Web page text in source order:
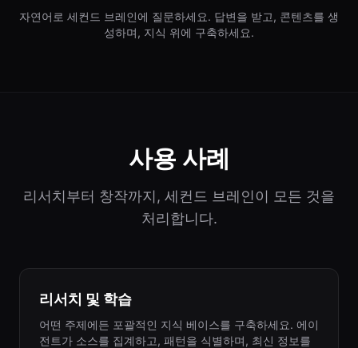
자연어로 세컨드 브레인에 질문하세요. 답변을 받고, 콘텐츠를 생
성하며, 지식 위에 구축하세요.
사용 사례
리서치부터 창작까지, 세컨드 브레인이 모든 것을
처리합니다.
리서치 및 학습
어떤 주제에든 포괄적인 지식 베이스를 구축하세요. 에이
전트가 소스를 집계하고, 패턴을 식별하며, 최신 정보를